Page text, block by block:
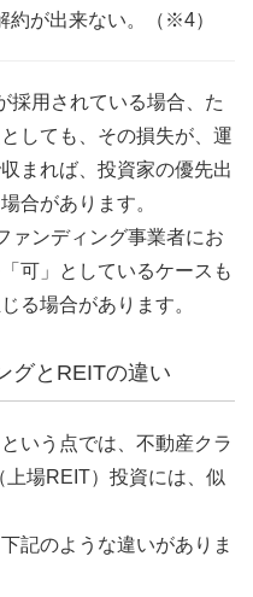
約が出来ない。（※4）
採用されている場合、た
しても、その損失が、運
まれば、投資家の優先出
合があります。
ァンディング事業者にお
可」としているケースも
る場合があります。
グとREITの違い
いう点では、不動産クラ
場REIT）投資には、似
記のような違いがありま